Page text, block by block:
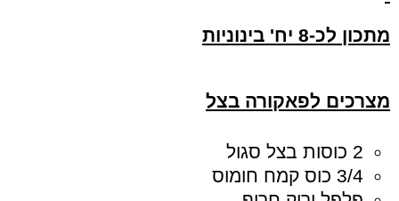
מתכון לכ-8 יח' בינוניות
מצרכים לפאקורה בצל
2 כוסות בצל סגול
3/4 כוס קמח חומוס